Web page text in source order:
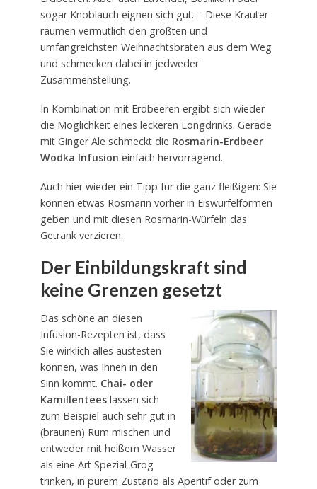
sogar Knoblauch eignen sich gut. – Diese Kräuter
räumen vermutlich den größten und
umfangreichsten Weihnachtsbraten aus dem Weg
und schmecken dabei in jedweder
Zusammenstellung.
In Kombination mit Erdbeeren ergibt sich wieder
die Möglichkeit eines leckeren Longdrinks. Gerade
mit Ginger Ale schmeckt die Rosmarin-Erdbeer
Wodka Infusion einfach hervorragend.
Auch hier wieder ein Tipp für die ganz fleißigen: Sie
können etwas Rosmarin vorher in Eiswürfelformen
geben und mit diesen Rosmarin-Würfeln das
Getränk verzieren.
Der Einbildungskraft sind
keine Grenzen gesetzt
Das schöne an diesen
Infusion-Rezepten ist, dass
Sie wirklich alles austesten
können, was Ihnen in den
Sinn kommt. Chai- oder
Kamillenteeslassen sich
zum Beispiel auch sehr gut in
(braunen) Rum mischen und
entweder mit heißem Wasser
als eine Art Spezial-Grog
trinken, in purem Zustand als Aperitif oder zum